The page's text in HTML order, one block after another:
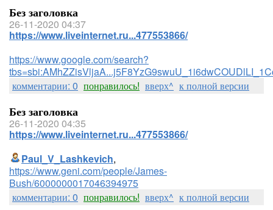
Без заголовка
26-11-2020 04:37
https://www.liveinternet.ru...477553866/
https://www.google.com/search?
комментарии: 0 понравилось! вверх^ к полной версии
Без заголовка
26-11-2020 04:35
https://www.liveinternet.ru...477553866/
Paul_V_Lashkevich,
https://www.geni.com/people/James-
Bush/6000000017046394975
комментарии: 0 понравилось! вверх^ к полной версии